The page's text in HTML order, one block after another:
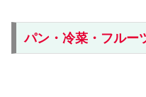
パン・冷菜・フルー